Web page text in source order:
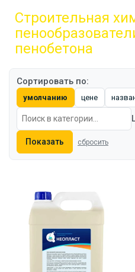
Строительная
пенобетона
Сортировать по:
умолчанию цене
Показать сбросить